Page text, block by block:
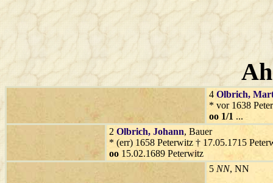
4 Olbrich,
* vor 1638
oo 1/1 ...
2 Olbrich, Johann, Bauer
* (err) 1658 Peterwitz † 17.05.1715
oo 15.02.1689 Peterwitz
5 NN, NN